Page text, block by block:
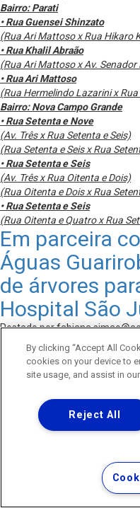
Bairro: Parati
• Rua Guensei Shinzato
(Rua Ari Mattoso x Rua Hikaro
• Rua Khalil Abraão
(Rua Ari Mattoso x Av.
• Rua Ari Mattoso
(Rua Hermelindo Lazarini x
Bairro: Nova Campo Grande
• Rua Setenta e Nove
(Av. Três x Rua Setenta e Seis)
(Rua Setenta e Seis x Rua
• Rua Setenta e Seis
(Av. Três x Rua Oitenta e Dois)
(Rua Oitenta e Dois x Rua
• Rua Setenta e Seis
(Rua Oitenta e Quatro x Rua
Em parceira
Águas
de árvores
Hospital São
Postado por
Concessionária tem um viveiro
50 mil árvores do cerrado por
By clicking “Accept All
cookies on your device to
site usage, and assist in
Reject All